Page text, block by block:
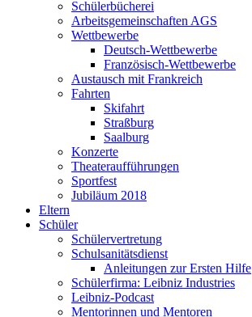
Schülerbücherei
Arbeitsgemeinschaften AGS
Wettbewerbe
Deutsch-Wettbewerbe
Französisch-Wettbewerbe
Austausch mit Frankreich
Fahrten
Skifahrt
Straßburg
Saalburg
Konzerte
Theateraufführungen
Sportfest
Jubiläum 2018
Eltern
Schüler
Schülervertretung
Schulsanitätsdienst
Anleitungen zur Ersten Hilfe
Schülerfirma: Leibniz Industries
Leibniz-Podcast
Mentorinnen und Mentoren